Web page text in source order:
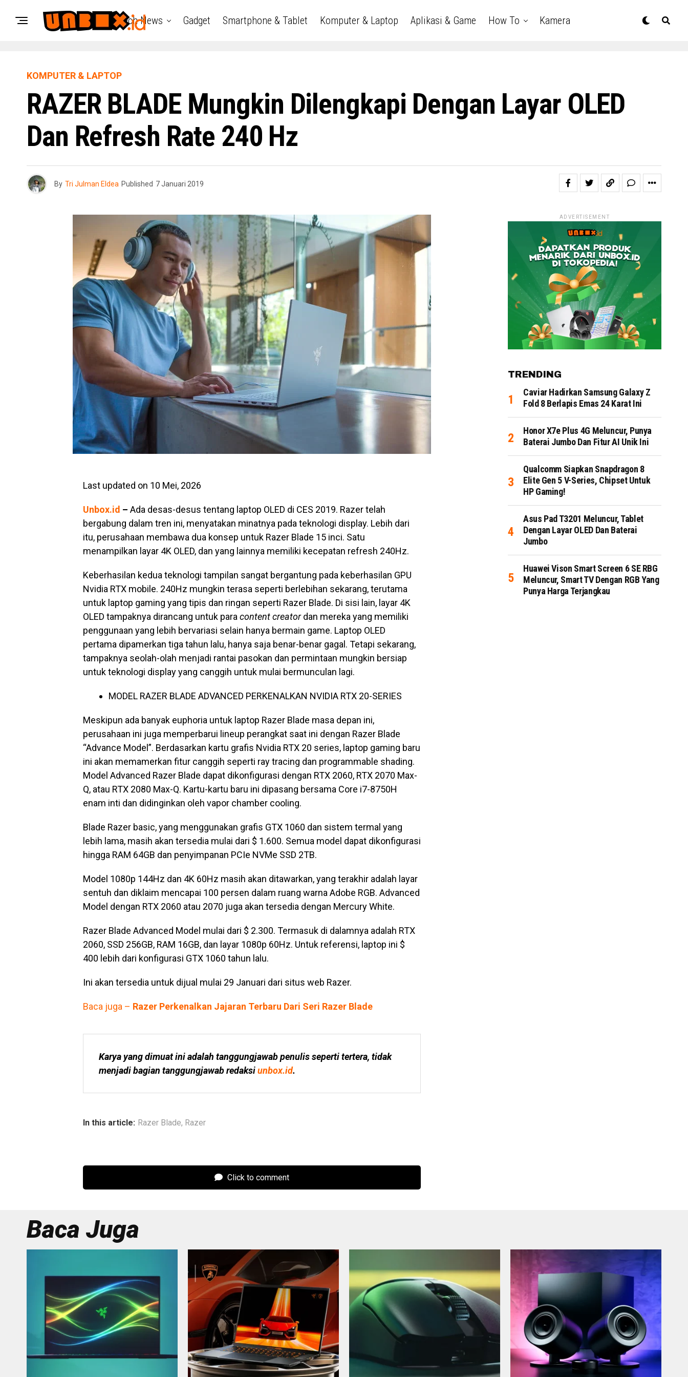
Tech News Gadget Smartphone & Tablet Komputer & Laptop Aplikasi & Game How To Kamera
KOMPUTER & LAPTOP
RAZER BLADE Mungkin Dilengkapi Dengan Layar OLED
Dan Refresh Rate 240 Hz
By Tri Julman Eldea Published 7 Januari 2019
Last updated on 10 Mei, 2026
Unbox.id – Ada desas-desus tentang laptop OLED di CES 2019. Razer telah
bergabung dalam tren ini, menyatakan minatnya pada teknologi display. Lebih dari
itu, perusahaan membawa dua konsep untuk Razer Blade 15 inci. Satu
menampilkan layar 4K OLED, dan yang lainnya memiliki kecepatan refresh 240Hz.
Keberhasilan kedua teknologi tampilan sangat bergantung pada keberhasilan GPU
Nvidia RTX mobile. 240Hz mungkin terasa seperti berlebihan sekarang, terutama
untuk laptop gaming yang tipis dan ringan seperti Razer Blade. Di sisi lain, layar 4K
OLED tampaknya dirancang untuk para content creatordan mereka yang memiliki
penggunaan yang lebih bervariasi selain hanya bermain game. Laptop OLED
pertama dipamerkan tiga tahun lalu, hanya saja benar-benar gagal. Tetapi sekarang,
tampaknya seolah-olah menjadi rantai pasokan dan permintaan mungkin bersiap
untuk teknologi display yang canggih untuk mulai bermunculan lagi.
MODEL RAZER BLADE ADVANCED PERKENALKAN NVIDIA RTX 20-SERIES
Meskipun ada banyak euphoria untuk laptop Razer Blade masa depan ini,
perusahaan ini juga memperbarui lineup perangkat saat ini dengan Razer Blade
“Advance Model”. Berdasarkan kartu grafis Nvidia RTX 20 series, laptop gaming baru
ini akan memamerkan fitur canggih seperti ray tracing dan programmable shading.
Model Advanced Razer Blade dapat dikonfigurasi dengan RTX 2060, RTX 2070 Max-
Q, atau RTX 2080 Max-Q. Kartu-kartu baru ini dipasang bersama Core i7-8750H
enam inti dan didinginkan oleh vapor chamber cooling.
Blade Razer basic, yang menggunakan grafis GTX 1060 dan sistem termal yang
lebih lama, masih akan tersedia mulai dari $ 1.600. Semua model dapat dikonfigurasi
hingga RAM 64GB dan penyimpanan PCIe NVMe SSD 2TB.
Model 1080p 144Hz dan 4K 60Hz masih akan ditawarkan, yang terakhir adalah layar
sentuh dan diklaim mencapai 100 persen dalam ruang warna Adobe RGB. Advanced
Model dengan RTX 2060 atau 2070 juga akan tersedia dengan Mercury White.
Razer Blade Advanced Model mulai dari $ 2.300. Termasuk di dalamnya adalah RTX
2060, SSD 256GB, RAM 16GB, dan layar 1080p 60Hz. Untuk referensi, laptop ini $
400 lebih dari konfigurasi GTX 1060 tahun lalu.
Ini akan tersedia untuk dijual mulai 29 Januari dari situs web Razer.
Baca juga – Razer Perkenalkan Jajaran Terbaru Dari Seri Razer Blade
Karya yang dimuat ini adalah tanggungjawab penulis seperti tertera, tidak
menjadi bagian tanggungjawab redaksi unbox.id.
In this article: Razer Blade, Razer
Click to comment
ADVERTISEMENT
TRENDING
Caviar Hadirkan Samsung Galaxy Z
Fold 8 Berlapis Emas 24 Karat Ini
Honor X7e Plus 4G Meluncur, Punya
Baterai Jumbo Dan Fitur AI Unik Ini
Qualcomm Siapkan Snapdragon 8
Elite Gen 5 V-Series, Chipset Untuk
HP Gaming!
Asus Pad T3201 Meluncur, Tablet
Dengan Layar OLED Dan Baterai
Jumbo
Huawei Vison Smart Screen 6 SE RBG
Meluncur, Smart TV Dengan RGB Yang
Punya Harga Terjangkau
Baca Juga